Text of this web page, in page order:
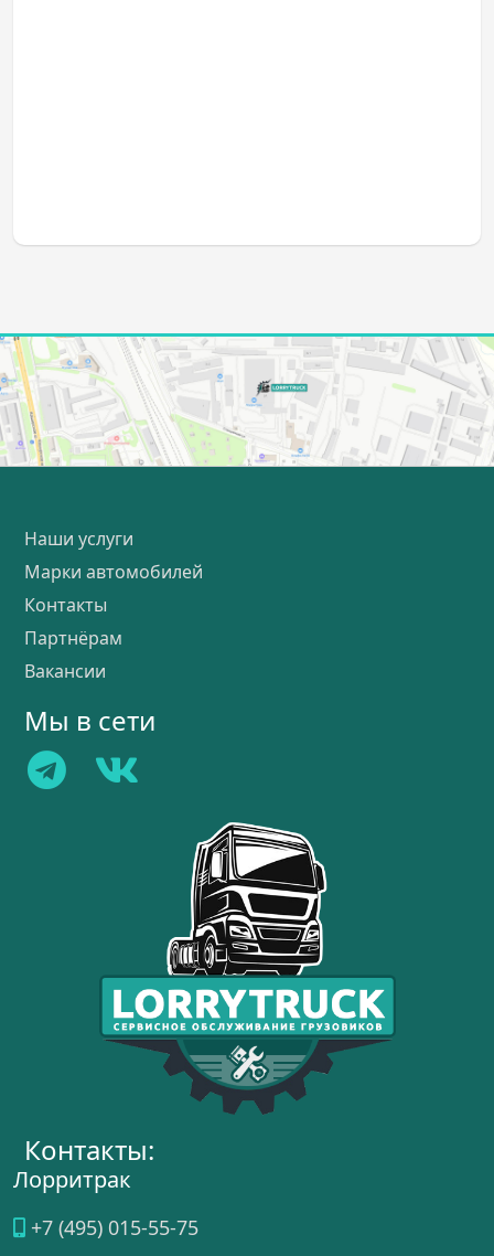
Наши услуги
Марки автомобилей
Контакты
Партнёрам
Вакансии
Мы в сети
Контакты:
Лорритрак
+7 (495) 015-55-75